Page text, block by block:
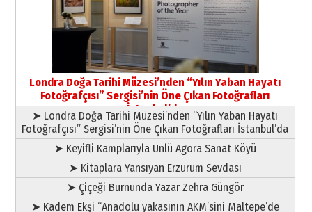
HAVVA’NIN ÜÇ KIZI
09 Temmuz 2026 Perşembe
Yusuf POLAT
Şampiyonluk Sebahattin Şirin’e
yazar
11 Mayıs 2026 Pazartesi
Londra Doğa Tarihi Müzesi’nden “Yılın Yaban Hayatı
Fotoğrafçısı” Sergisi’nin Öne Çıkan Fotoğrafları
İstanbul’da
➤ Londra Doğa Tarihi Müzesi’nden “Yılın Yaban Hayatı
Fotoğrafçısı” Sergisi’nin Öne Çıkan Fotoğrafları İstanbul’da
➤ Keyifli Kamplarıyla Ünlü Agora Sanat Köyü
➤ Kitaplara Yansıyan Erzurum Sevdası
➤ Çiçeği Burnunda Yazar Zehra Güngör
➤ Kadem Ekşi “Anadolu yakasının AKM’sini Maltepe’de